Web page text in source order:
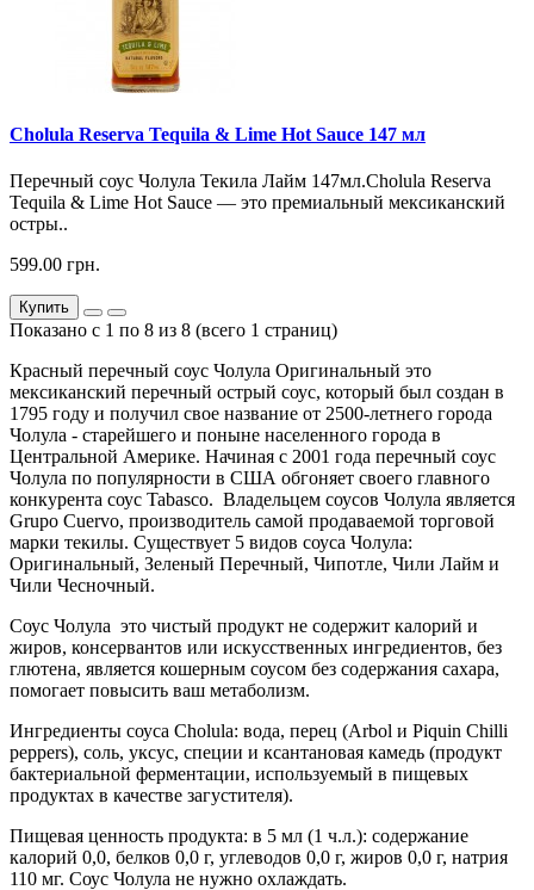
Cholula Reserva Tequila & Lime Hot Sauce 147 мл
Перечный соус Чолула Текила Лайм 147мл.Cholula Reserva
Tequila & Lime Hot Sauce — это премиальный мексиканский
остры..
599.00 грн.
Купить
Показано с 1 по 8 из 8 (всего 1 страниц)
Красный перечный соус Чолула Оригинальный это
мексиканский перечный острый соус, который был создан в
1795 году и получил свое название от 2500-летнего города
Чолула - старейшего и поныне населенного города в
Центральной Америке. Начиная с 2001 года перечный соус
Чолула по популярности в США обгоняет своего главного
конкурента соус Tabasco. Владельцем соусов Чолула является
Grupo Cuervo, производитель самой продаваемой торговой
марки текилы. Существует 5 видов соуса Чолула:
Оригинальный, Зеленый Перечный, Чипотле, Чили Лайм и
Чили Чесночный.
Соус Чолула это чистый продукт не содержит калорий и
жиров, консервантов или искусственных ингредиентов, без
глютена, является кошерным соусом без содержания сахара,
помогает повысить ваш метаболизм.
Ингредиенты соуса Cholula: вода, перец (Arbol и Piquin Chilli
peppers), соль, уксус, специи и ксантановая камедь (продукт
бактериальной ферментации, используемый в пищевых
продуктах в качестве загустителя).
Пищевая ценность продукта: в 5 мл (1 ч.л.): содержание
калорий 0,0, белков 0,0 г, углеводов 0,0 г, жиров 0,0 г, натрия
110 мг. Соус Чолула не нужно охлаждать.